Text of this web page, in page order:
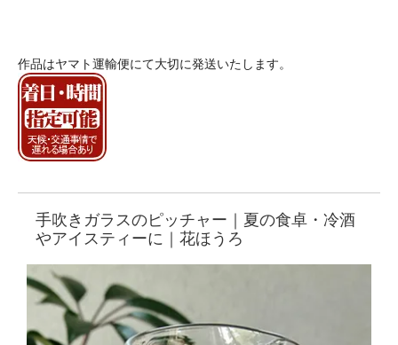
作品はヤマト運輸便にて大切に発送いたします。
手吹きガラスのピッチャー｜夏の食卓・冷酒
やアイスティーに｜花ほうろ